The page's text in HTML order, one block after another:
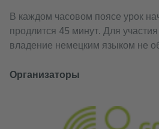
В каждом часовом поясе урок
продлится 45 минут. Для
владение немецким языком не
Организаторы